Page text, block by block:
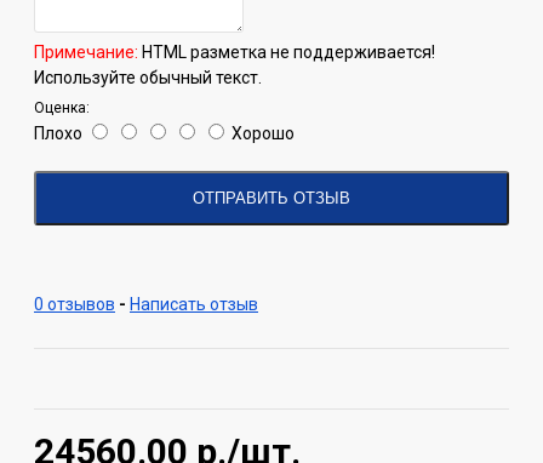
Примечание: HTML разметка не поддерживается!
Используйте обычный текст.
Оценка:
Плохо Хорошо
ОТПРАВИТЬ ОТЗЫВ
0 отзывов - Написать отзыв
24560.00 р./шт.